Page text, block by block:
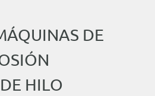
DE
HILO